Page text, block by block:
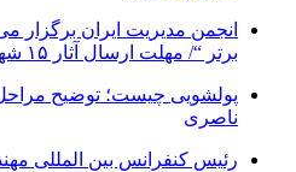
انجمن مدیریت ایران برگزار
برتر “/ مهلت ارسال آثار ۱۵ شهریور ۹۸
پولشویی چیست؛ توضیح
ناصری
رئیس کنفرانس بین المللی